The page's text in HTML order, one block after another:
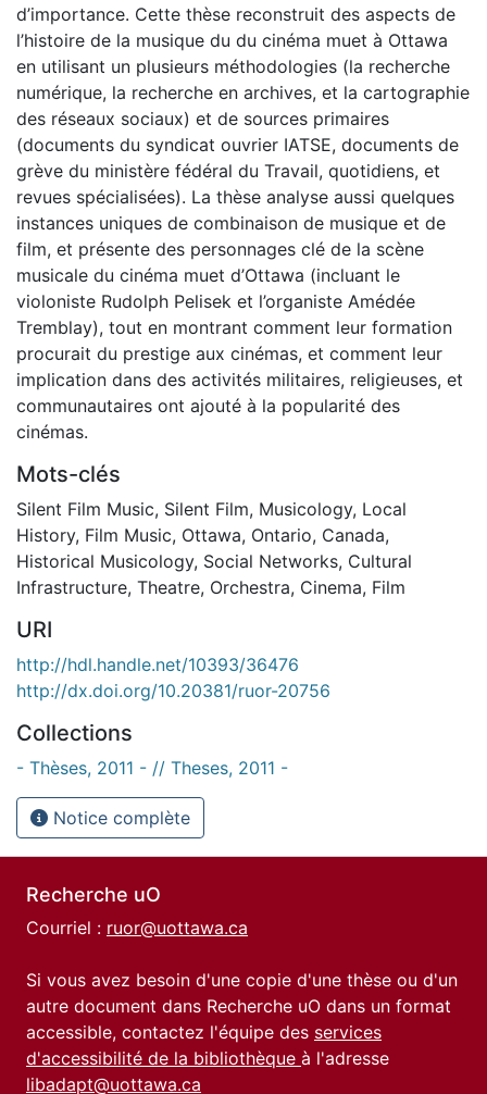
d’importance. Cette thèse reconstruit des aspects de
l’histoire de la musique du du cinéma muet à Ottawa
en utilisant un plusieurs méthodologies (la recherche
numérique, la recherche en archives, et la cartographie
des réseaux sociaux) et de sources primaires
(documents du syndicat ouvrier IATSE, documents de
grève du ministère fédéral du Travail, quotidiens, et
revues spécialisées). La thèse analyse aussi quelques
instances uniques de combinaison de musique et de
film, et présente des personnages clé de la scène
musicale du cinéma muet d’Ottawa (incluant le
violoniste Rudolph Pelisek et l’organiste Amédée
Tremblay), tout en montrant comment leur formation
procurait du prestige aux cinémas, et comment leur
implication dans des activités militaires, religieuses, et
communautaires ont ajouté à la popularité des
cinémas.
Mots-clés
Silent Film Music, Silent Film, Musicology, Local
History, Film Music, Ottawa, Ontario, Canada,
Historical Musicology, Social Networks, Cultural
Infrastructure, Theatre, Orchestra, Cinema, Film
URI
http://hdl.handle.net/10393/36476
http://dx.doi.org/10.20381/ruor-20756
Collections
- Thèses, 2011 - // Theses, 2011 -
Notice complète
Recherche uO
Courriel : ruor@uottawa.ca
Si vous avez besoin d'une copie d'une thèse ou d'un
autre document dans Recherche uO dans un format
accessible, contactez l'équipe des services
d'accessibilité de la bibliothèque à l'adresse
libadapt@uottawa.ca